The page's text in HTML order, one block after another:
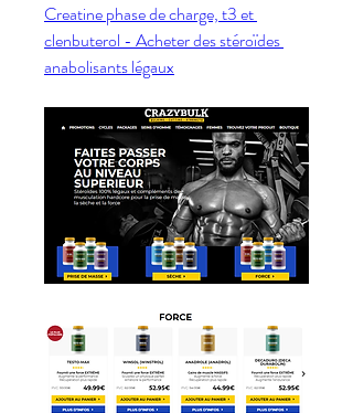
Creatine phase de charge, t3 et
clenbuterol - Acheter des stéroïdes
anabolisants légaux